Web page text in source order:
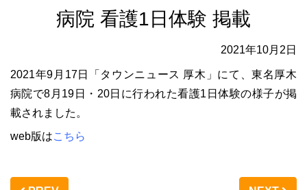
病院 看護1日体験 掲載
2021年10月2日
2021年9月17日「タウンニュース 厚木」にて、東名厚木
病院で8月19日・20日に行われた看護1日体験の様子が掲
載されました。
web版はこちら